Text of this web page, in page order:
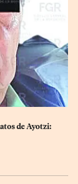
de Ayotzi: